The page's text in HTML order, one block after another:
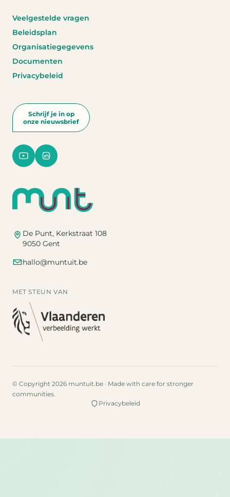
De Punt, Kerkstraat 108
9050 Gent
hallo@muntuit.be
Schrijf je in op
onze nieuwsbrief
Veelgestelde vragen
Beleidsplan
Organisatiegegevens
Documenten
Privacybeleid
MET STEUN VAN
© Copyright 2026 muntuit.be · Made with care for stronger
communities.
Privacybeleid